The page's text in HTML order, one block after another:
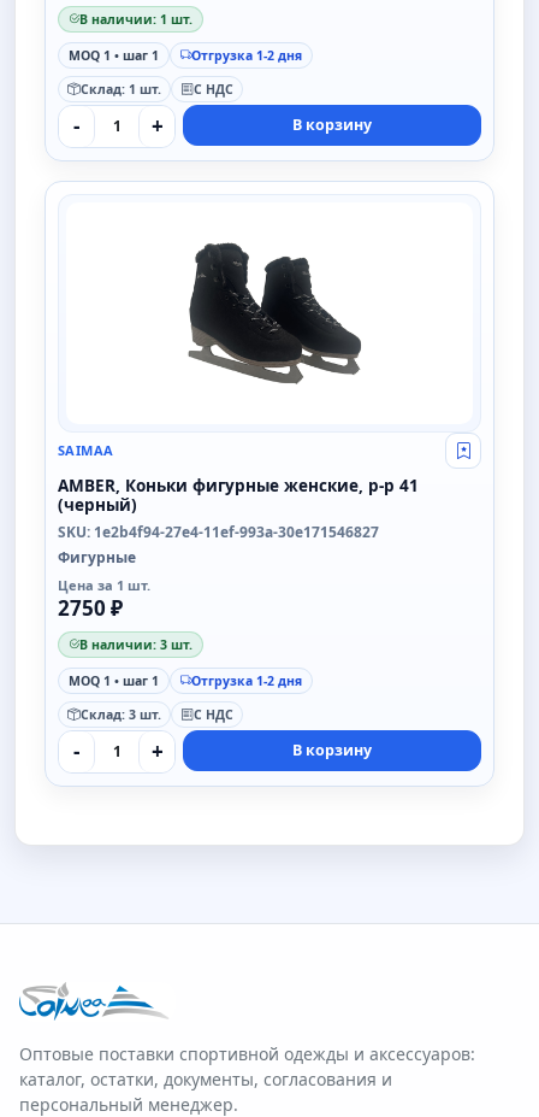
В наличии: 1 шт.
MOQ 1 • шаг 1
Отгрузка 1-2 дня
Склад: 1 шт.
С НДС
- + В корзину
SAIMAA
SAIMAA Свой
AMBER, Коньки фигурные женские, р-р 41
(черный)
SKU: 1e2b4f94-27e4-11ef-993a-30e171546827
Фигурные
Цена за 1 шт.
2750 ₽
В наличии: 3 шт.
MOQ 1 • шаг 1
Отгрузка 1-2 дня
Склад: 3 шт.
С НДС
- + В корзину
Оптовые поставки спортивной одежды и аксессуаров:
каталог, остатки, документы, согласования и
персональный менеджер.